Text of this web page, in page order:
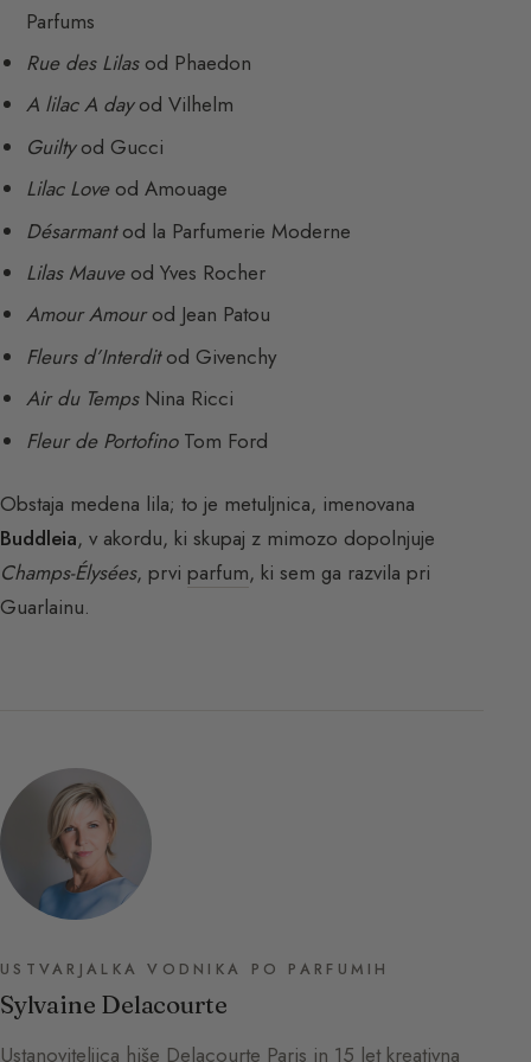
Parfums
Rue des Lilasod Phaedon
A lilac A dayod Vilhelm
Guiltyod Gucci
Lilac Loveod Amouage
Désarmantod la Parfumerie Moderne
Lilas Mauveod Yves Rocher
Amour Amourod Jean Patou
Fleurs d’Interditod Givenchy
Air du TempsNina Ricci
Fleur de PortofinoTom Ford
Obstaja medena lila; to je metuljnica, imenovana
Buddleia, v akordu, ki skupaj z mimozo dopolnjuje
Champs-Élysées, prvi parfum, ki sem ga razvila pri
Guarlainu.
USTVARJALKA VODNIKA PO PARFUMIH
Sylvaine Delacourte
Ustanoviteljica hiše Delacourte Paris in 15 let kreativna